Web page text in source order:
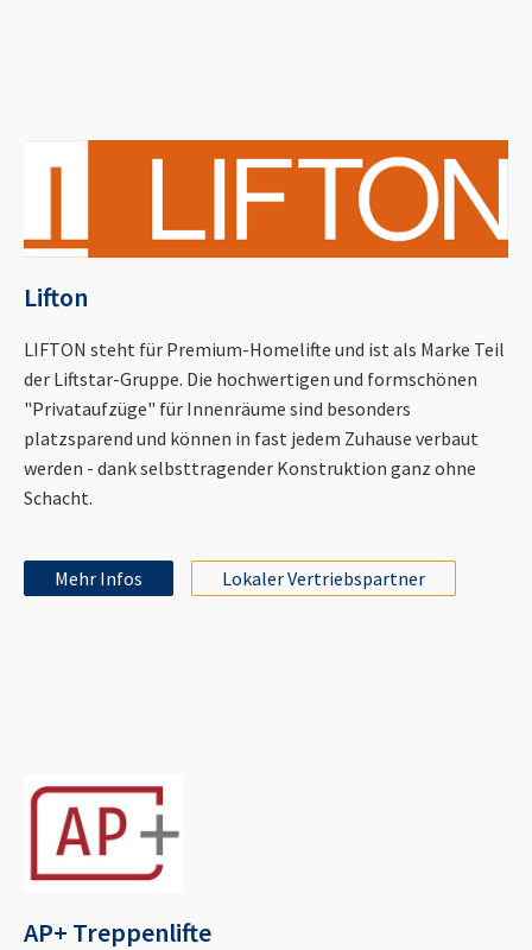
Lifton
LIFTON steht für Premium-Homelifte und ist als Marke Teil
der Liftstar-Gruppe. Die hochwertigen und formschönen
"Privataufzüge" für Innenräume sind besonders
platzsparend und können in fast jedem Zuhause verbaut
werden - dank selbsttragender Konstruktion ganz ohne
Schacht.
Mehr Infos Lokaler Vertriebspartner
AP+ Treppenlifte